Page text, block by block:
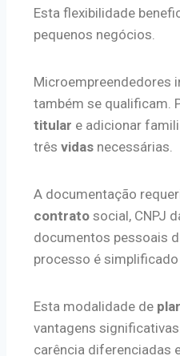
Esta flexibilidade
pequenos negócios.
Microempreendedores
também se qualificam.
titular e adicionar
três vidas necessárias.
A documentação
contrato social, CNPJ
documentos pessoais
processo é simplificado
Esta modalidade de
vantagens
carência diferenciadas